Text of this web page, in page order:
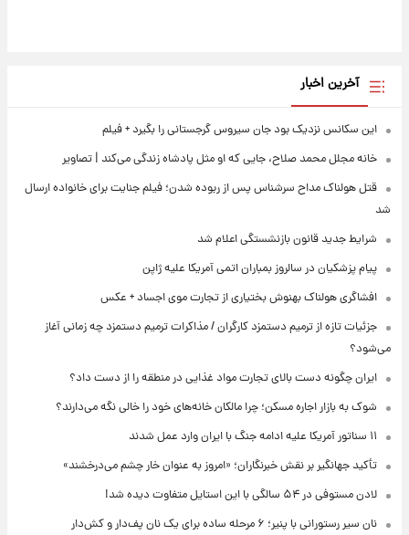
آخرین اخبار
این سکانس نزدیک بود جان سیروس گرجستانی را بگیرد + فیلم
خانه مجلل محمد صلاح، جایی که او مثل پادشاه زندگی می‌کند | تصاویر
قتل هولناک مداح سرشناس پس از ربوده شدن؛ فیلم جنایت برای خانواده ارسال
شد
شرایط جدید قانون بازنشستگی اعلام شد
پیام پزشکیان در سالروز بمباران اتمی آمریکا علیه ژاپن
افشاگری هولناک بهنوش بختیاری از تجارت موی اجساد + عکس
جزئیات تازه از ترمیم دستمزد کارگران / مذاکرات ترمیم دستمزد چه زمانی آغاز
می‌شود؟
ایران چگونه دست بالای تجارت مواد غذایی در منطقه را از دست داد؟
شوک به بازار اجاره مسکن؛ چرا مالکان خانه‌های خود را خالی نگه می‌دارند؟
۱۱ سناتور آمریکا علیه ادامه جنگ با ایران وارد عمل شدند
تأکید جهانگیر بر نقش خبرنگاران؛ «امروز به عنوان خار چشم می‌درخشند»
لادن مستوفی در ۵۴ سالگی با این استایل متفاوت دیده شد!
نان سیر رستورانی با پنیر؛ ۶ مرحله ساده برای یک نان پف‌دار و کش‌دار